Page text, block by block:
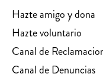
Hazte amigo y dona
Hazte voluntario
Canal de
Canal de Denuncias